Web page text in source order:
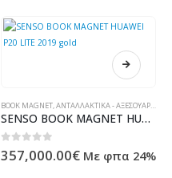
BOOK MAGNET,ΑΝΤΑΛΛΑΚΤΙΚΆ - ΑΞΕΣΟΥΆΡ ΥΠΟΛΟΓΙΣΤΏΝ - ΗΛΕΚΤΡΟΝΙΚΆ
SENSO BOOK MAGNET HUAWEI P20 LITE 2019 gold
0out of 5
357,000.00€ Με φπα 24%